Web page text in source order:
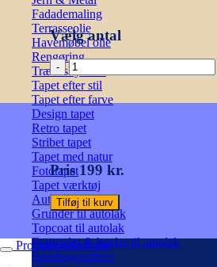
Fadademaling
Terrasseolie
Havemøbel olie
Rengøring
Træbeskyttelse
Tapet efter stil
Tapet efter farve
Design tapet
Retro tapet
Stribet tapet
Tapet med natur
Fototapet
Tapet værktøj
Autolak på spray
Grunder til autolak
Topcoat til autolak
Fortynder & hæder til autolak
Bambusgardiner
Vælg antal
Kalkmaling
-
Dark
Purple
700ml
antal
Pris 199 kr.
Tilføj til kurv
Produktbeskrivelse